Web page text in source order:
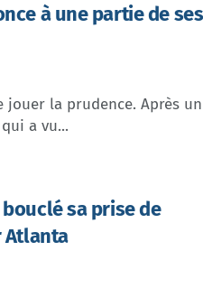
à une partie de ses
la prudence. Après un
a vu...
sa prise de
Atlanta